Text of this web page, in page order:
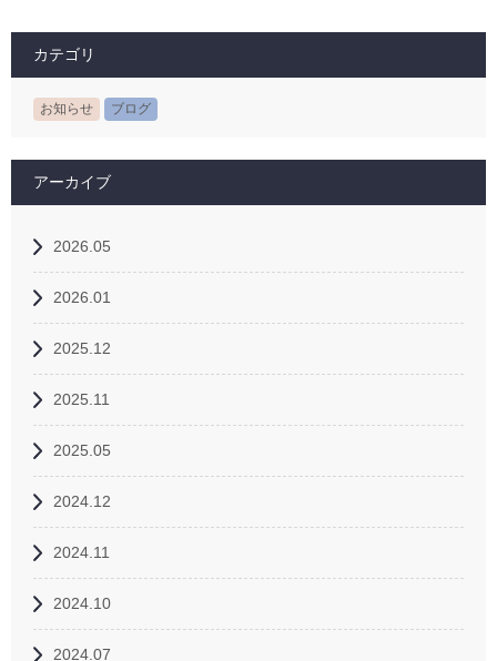
カテゴリ
お知らせ ブログ
アーカイブ
2026.05
2026.01
2025.12
2025.11
2025.05
2024.12
2024.11
2024.10
2024.07